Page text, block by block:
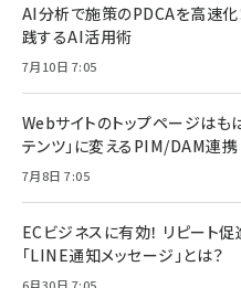
AI分析で施策のPDCAを高速
践するAI活用術
7月10日 7:05
Webサイトのトップページはも
テンツ」に変えるPIM/DAM連携
7月8日 7:05
ECビジネスに有効！ リピート
「LINE通知メッセージ」とは？
6月30日 7:05